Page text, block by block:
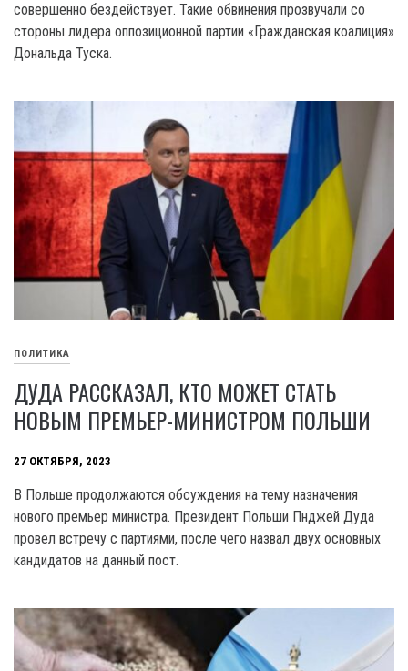
совершенно бездействует. Такие обвинения прозвучали со
стороны лидера оппозиционной партии «Гражданская коалиция»
Дональда Туска.
ПОЛИТИКА
ДУДА РАССКАЗАЛ, КТО МОЖЕТ СТАТЬ
НОВЫМ ПРЕМЬЕР-МИНИСТРОМ ПОЛЬШИ
27 ОКТЯБРЯ, 2023
В Польше продолжаются обсуждения на тему назначения
нового премьер министра. Президент Польши Пнджей Дуда
провел встречу с партиями, после чего назвал двух основных
кандидатов на данный пост.